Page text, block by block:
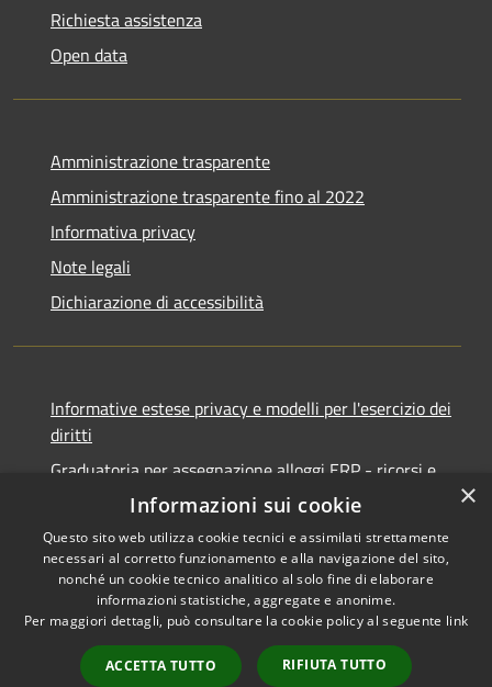
Richiesta assistenza
Open data
Amministrazione trasparente
Amministrazione trasparente fino al 2022
Informativa privacy
Note legali
Dichiarazione di accessibilità
Informative estese privacy e modelli per l'esercizio dei
diritti
Graduatoria per assegnazione alloggi ERP - ricorsi e
Accessibilità
Copyright © 2026 • Comune di
Ancona • Powered by
Municipium•
Accesso
×
Informazioni sui cookie
Questo sito web utilizza cookie tecnici e assimilati strettamente
necessari al corretto funzionamento e alla navigazione del sito,
nonché un cookie tecnico analitico al solo fine di elaborare
informazioni statistiche, aggregate e anonime.
Per maggiori dettagli, può consultare la cookie policy al seguente link
ACCETTA TUTTO RIFIUTA TUTTO